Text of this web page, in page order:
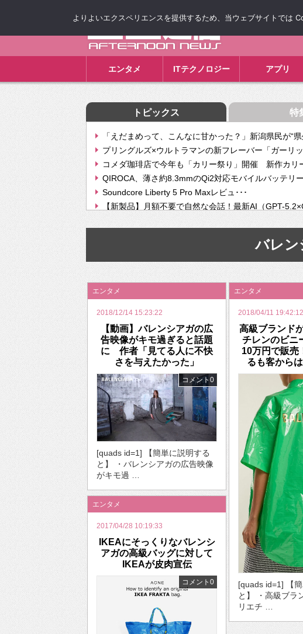
エンタメ ITテクノロジー アプリ
トピックス 特
「えだまめって、こんなに甘かった？」新潟県民が“
プリングルズ×ウルトラマンの新フレーバー「ガーリ
コメダ珈琲店で今年も「カリー祭り」開催 新作カリ
QIROCA、薄さ約8.3mmのQi2対応モバイルバッテリ
Soundcore Liberty 5 Pro Maxレビュ･･･
【新製品】月額不要で自然な会話！最新AI（GPT-
【次世代の没入感と生産性】VITURE Luma Ultra･･･
挫折率8割の壁をAIで突破。ジャストシステム、”自分
2026年のバレンタインは「自分で作って、想いを渡す
バレン
エンタメ
2018/12/14 15:23:22
【動画】バレンシアガの広
告映像がキモ過ぎると話題
に 作者「見てる人に不快
さを与えたかった」
コメント0
[quads id=1] 【簡単に説明する
と】 ・バレンシアガの広告映像
がキモ過 …
エンタメ
2018/04/11 19:42:12
高級ブランド
チレンのビニ
10万円で販
るも客から
[quads id=1] 【
と】 ・高級ブラ
リエチ …
エンタメ
2017/04/28 10:19:33
IKEAにそっくりなバレンシ
アガの高級バッグに対して
IKEAが皮肉宣伝
コメント0
よりよいエクスペリエンスを提供するため、当ウェブサイトでは